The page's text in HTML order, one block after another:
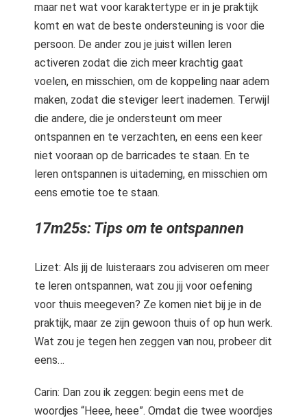
maar net wat voor karaktertype er in je praktijk
komt en wat de beste ondersteuning is voor die
persoon. De ander zou je juist willen leren
activeren zodat die zich meer krachtig gaat
voelen, en misschien, om de koppeling naar adem
maken, zodat die steviger leert inademen. Terwijl
die andere, die je ondersteunt om meer
ontspannen en te verzachten, en eens een keer
niet vooraan op de barricades te staan. En te
leren ontspannen is uitademing, en misschien om
eens emotie toe te staan.
17m25s: Tips om te ontspannen
Lizet: Als jij de luisteraars zou adviseren om meer
te leren ontspannen, wat zou jij voor oefening
voor thuis meegeven? Ze komen niet bij je in de
praktijk, maar ze zijn gewoon thuis of op hun werk.
Wat zou je tegen hen zeggen van nou, probeer dit
eens…
Carin: Dan zou ik zeggen: begin eens met de
woordjes “Heee, heee”. Omdat die twee woordjes